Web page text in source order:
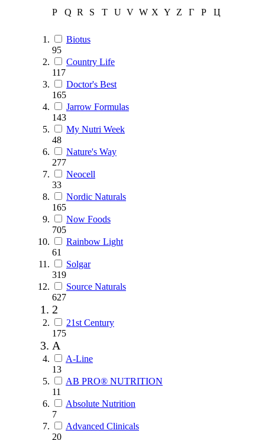
P
Q R S T U V W X Y Z Г Р Ц
Biotus
95
Country Life
117
Doctor's Best
165
Jarrow Formulas
143
My Nutri Week
48
Nature's Way
277
Neocell
33
Nordic Naturals
165
Now Foods
705
Rainbow Light
61
Solgar
319
Source Naturals
627
2
21st Century
175
A
A-Line
13
AB PRO® NUTRITION
11
Absolute Nutrition
7
Advanced Clinicals
20